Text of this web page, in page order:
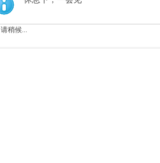
请稍候...